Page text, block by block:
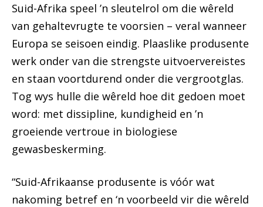
Suid-Afrika speel ’n sleutelrol om die wêreld
van gehaltevrugte te voorsien – veral wanneer
Europa se seisoen eindig. Plaaslike produsente
werk onder van die strengste uitvoervereistes
en staan voortdurend onder die vergrootglas.
Tog wys hulle die wêreld hoe dit gedoen moet
word: met dissipline, kundigheid en ’n
groeiende vertroue in biologiese
gewasbeskerming.
“Suid-Afrikaanse produsente is vóór wat
nakoming betref en ‘n voorbeeld vir die wêreld